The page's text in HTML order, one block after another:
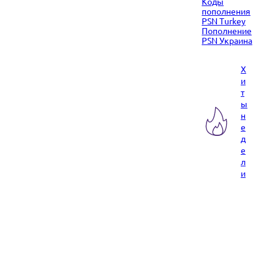
пополнения
PSN Turkey
Пополнение
PSN Украина
Х
и
т
ы
н
е
д
е
л
и